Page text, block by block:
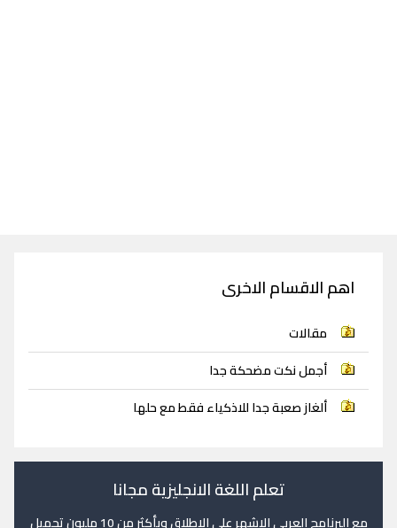
اهم الاقسام الاخرى
مقالات
أجمل نكت مضحكة جدا
ألغاز صعبة جدا للاذكياء فقط مع حلها
تعلم اللغة الانجليزية مجانا
مع البرنامج العربي الاشهر على الاطلاق وبأكثر من 10 مليون تحميل